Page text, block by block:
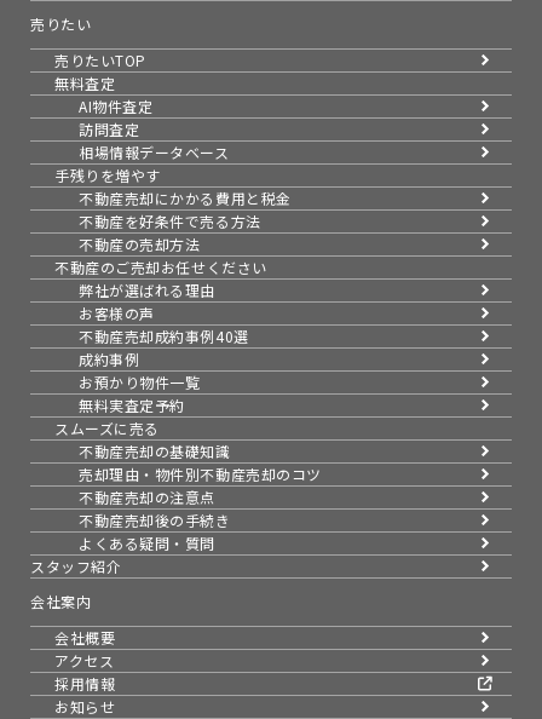
売りたい
売りたいTOP
無料査定
AI物件査定
訪問査定
相場情報データベース
手残りを増やす
不動産売却にかかる費用と税金
不動産を好条件で売る方法
不動産の売却方法
不動産のご売却お任せください
弊社が選ばれる理由
お客様の声
不動産売却成約事例40選
成約事例
お預かり物件一覧
無料実査定予約
スムーズに売る
不動産売却の基礎知識
売却理由・物件別不動産売却のコツ
不動産売却の注意点
不動産売却後の手続き
よくある疑問・質問
スタッフ紹介
会社案内
会社概要
アクセス
採用情報
お知らせ